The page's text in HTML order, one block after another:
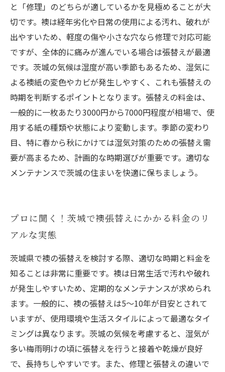
と「修理」のどちらが適しているかを見極めることが大
切です。襖は経年劣化や日常の使用による汚れ、破れが
出やすいため、軽度の傷や小さな穴なら修理で対応可能
ですが、全体的に痛みが進んでいる場合は張替えが最適
です。茨城の気候は湿度が高い季節もあるため、湿気に
よる襖紙の変色やカビが発生しやすく、これも張替えの
時期を判断するポイントとなります。張替えの料金は、
一般的に一枚あたり3000円から7000円程度が相場で、使
用する紙の種類や状態により変動します。季節の変わり
目、特に春から秋にかけては湿気対策のための張替え需
要が高まるため、計画的な時期選びが重要です。適切な
メンテナンスで茨城の住まいを快適に保ちましょう。
プロに聞く！茨城で襖張替えにかかる料金のリ
アルな実態
茨城県で襖の張替えを検討する際、適切な時期と料金を
知ることは非常に重要です。襖は日常生活で汚れや破れ
が発生しやすいため、定期的なメンテナンスが求められ
ます。一般的に、襖の張替えは5～10年が目安とされて
いますが、使用環境や生活スタイルによって最適なタイ
ミングは異なります。茨城の気候を考慮すると、湿気が
多い梅雨明けの頃に張替えを行うと接着や乾燥が良好
で、長持ちしやすいです。また、修理と張替えの違いで